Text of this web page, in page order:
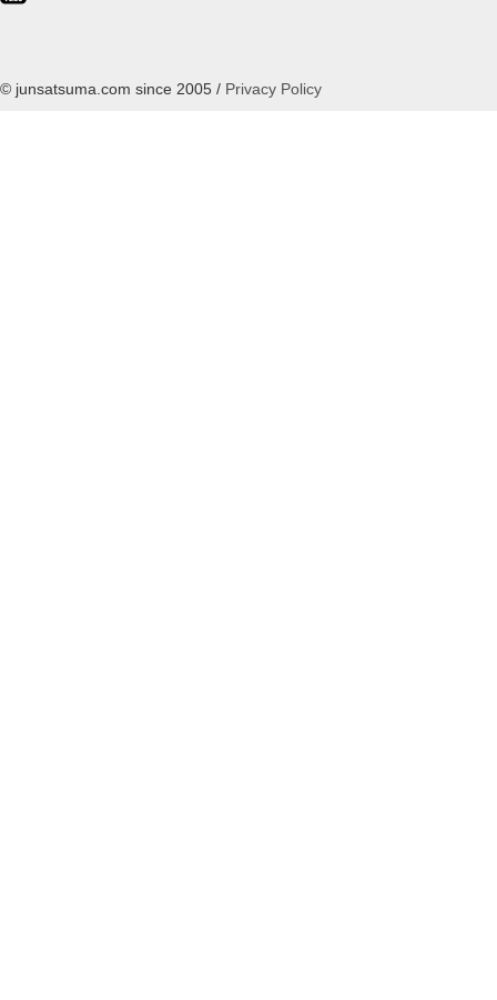
© junsatsuma.com since 2005 / Privacy Policy